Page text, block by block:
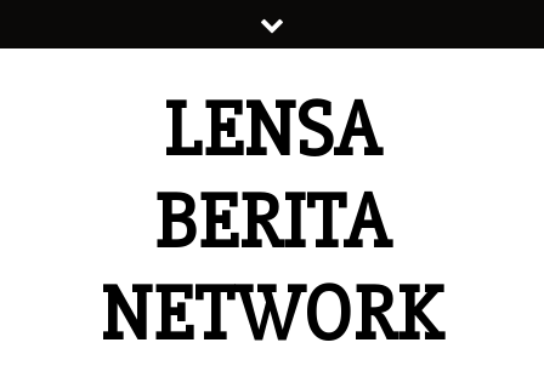
to
LENSA
BERITA
NETWORK